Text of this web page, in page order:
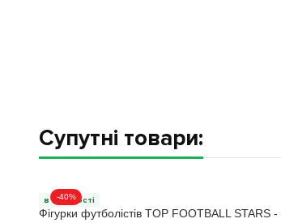
Супутні товари:
-40%
в наявності
Фігурки футболістів TOP FOOTBALL